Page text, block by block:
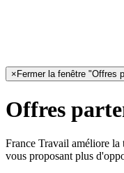
× Fermer la fenêtre "Offres
Offres
France Travail améliore la
vous proposant plus